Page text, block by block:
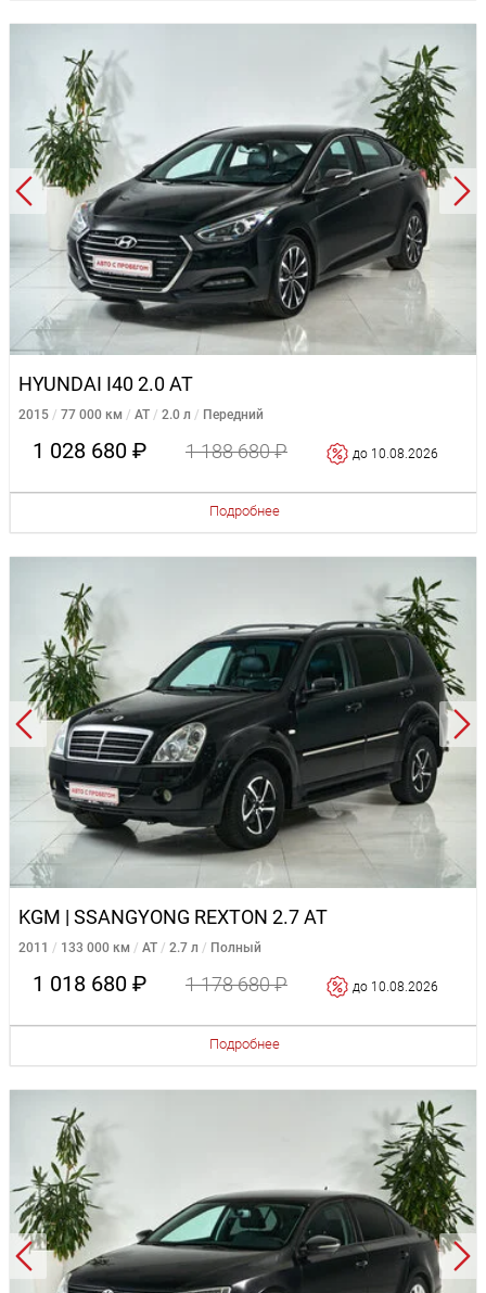
HYUNDAI I40 2.0 AT
2015 77 000 км AT 2.0 л Передний
1 028 680 ₽ 1 188 680 ₽ до 10.08.2026
Подробнее
KGM | SSANGYONG REXTON 2.7 AT
2011 133 000 км AT 2.7 л Полный
1 018 680 ₽ 1 178 680 ₽ до 10.08.2026
Подробнее